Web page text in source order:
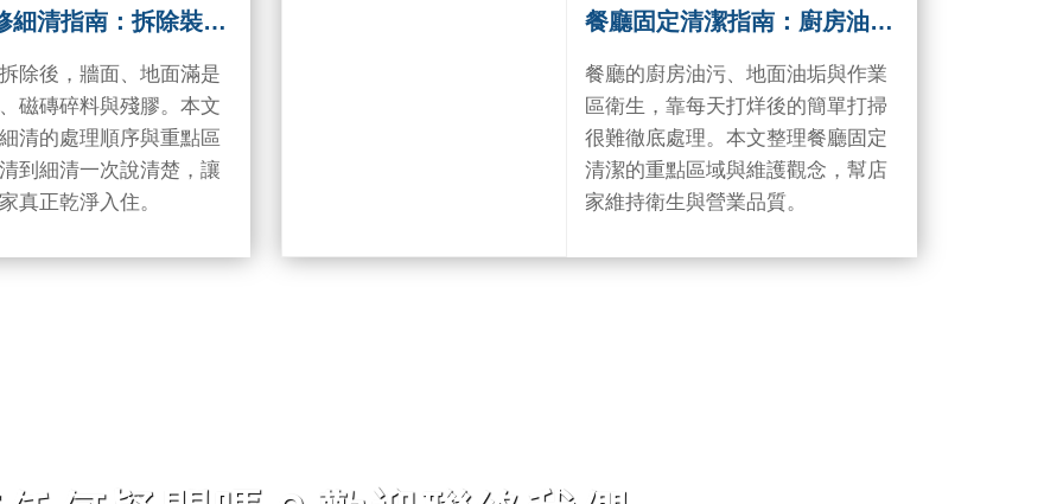
細清指南：拆除裝修
除後，牆面、地面滿是
磁磚碎料與殘膠。本文
清的處理順序與重點區
到細清一次說清楚，讓
真正乾淨入住。
餐廳固定清潔指南：廚房油污
餐廳的廚房油污、地面油垢與作業
區衛生，靠每天打烊後的簡單打掃
很難徹底處理。本文整理餐廳固定
清潔的重點區域與維護觀念，幫店
家維持衛生與營業品質。